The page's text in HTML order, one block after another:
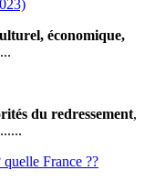
économique,
...
du redressement,
France ??